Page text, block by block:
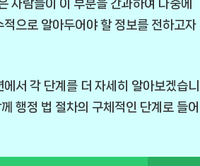
사람들이 이 부분을 간과하여 나중에
으로 알아두어야 할 정보를 전하고자
서 각 단계를 더 자세히 알아보겠습니
행정 법 절차의 구체적인 단계로 들어